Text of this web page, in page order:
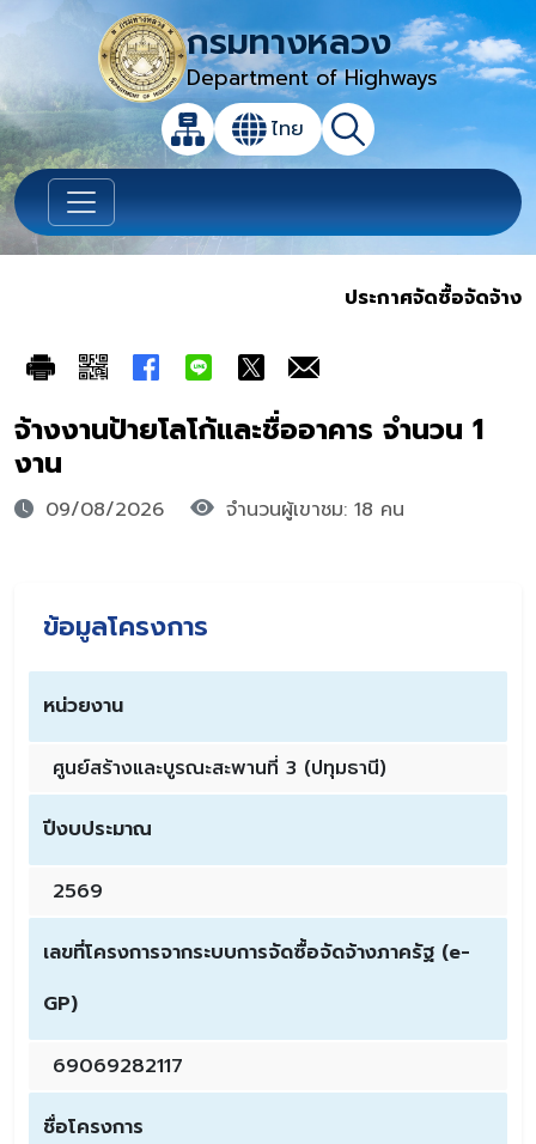
กรมทางหลวง
Department of Highways
แผนผังเว็บไซต์
เปลี่ยนภาษา
ไทย ค้นหา
เปิดกล่องค้นหาข้อมูลหลักของเว็บไซต์
ประกาศจัดซื้อจัดจ้าง
จ้างงานป้ายโลโก้และชื่ออาคาร จำนวน 1
งาน
09/08/2026 จำนวนผู้เขาชม: 18 คน
ข้อมูลโครงการ
หน่วยงาน
ศูนย์สร้างและบูรณะสะพานที่ 3 (ปทุมธานี)
ปีงบประมาณ
2569
เลขที่โครงการจากระบบการจัดซื้อจัดจ้างภาครัฐ (e-
GP)
69069282117
ชื่อโครงการ